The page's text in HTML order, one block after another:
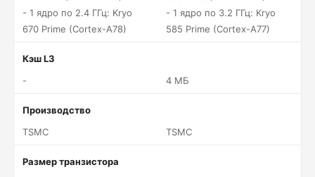
- 1 ядро по 2.4 ГГц: Kryo
670 Prime (Cortex-A78)
- 1 ядро по 3.2 ГГц: Kryo
585 Prime (Cortex-A77)
Кэш L3
-
4 МБ
Производство
TSMC
TSMC
Размер транзистора